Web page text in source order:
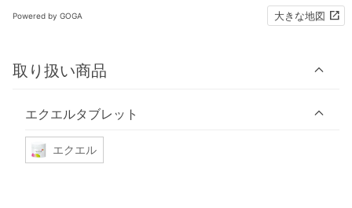
Powered by GOGA 大きな地図
取り扱い商品
エクエルタブレット
エクエル